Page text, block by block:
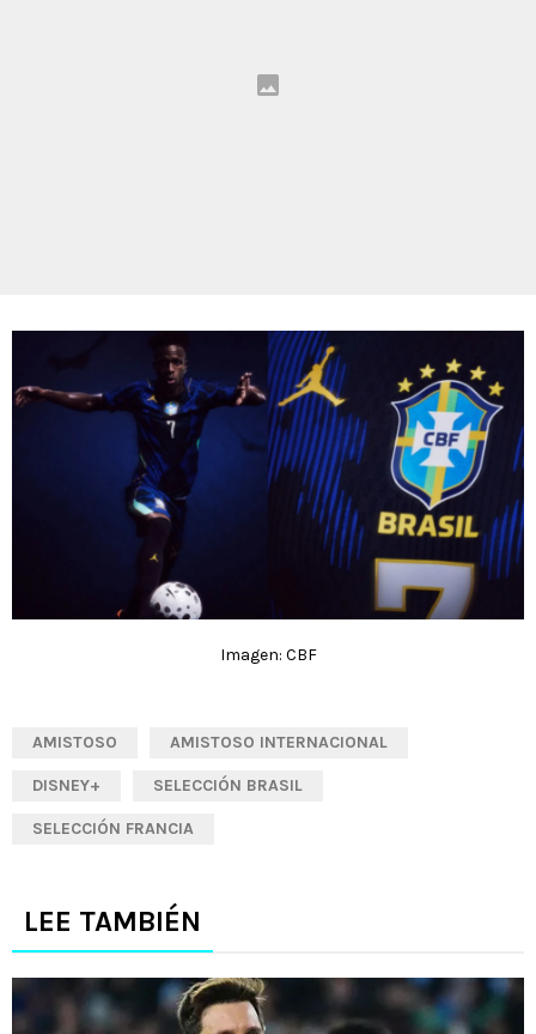
Imagen: CBF
AMISTOSO AMISTOSO INTERNACIONAL
DISNEY+ SELECCIÓN BRASIL
SELECCIÓN FRANCIA
LEE TAMBIÉN